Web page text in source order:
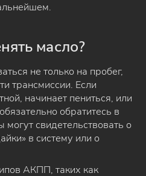
масло?
не только на пробег,
трансмиссии. Если
начинает пениться, или
обратитесь в
свидетельствовать о
в систему или о
АКПП, таких как